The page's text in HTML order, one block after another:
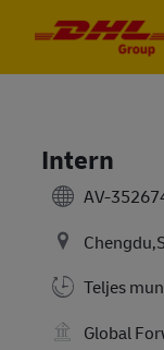
Intern
AV-
Teljes
Global